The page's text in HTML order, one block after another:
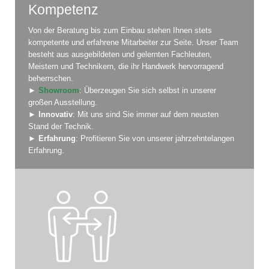
Kompetenz
Von der Beratung bis zum Einbau stehen Ihnen stets
kompetente und erfahrene Mitarbeiter zur Seite. Unser Team
besteht aus ausgebildeten und gelernten Fachleuten,
Meistern und Technikern, die ihr Handwerk hervorragend
beherrschen.
► Showroom: Überzeugen Sie sich selbst in unserer
großen Ausstellung.
►
Innovativ: Mit uns sind Sie immer auf dem neusten
Stand der Technik.
► Erfahrung: Profitieren Sie von unserer jahrzehntelangen
Erfahrung.